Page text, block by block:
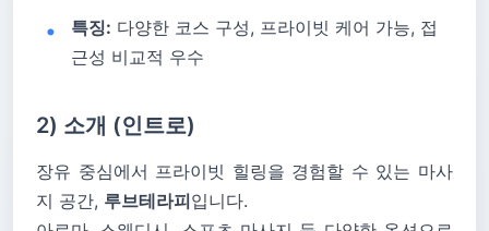
특징: 다양한 코스 구성, 프라이빗 케어 가능, 접
근성 비교적 우수
2) 소개 (인트로)
장유 중심에서 프라이빗 힐링을 경험할 수 있는 마사
지 공간, 루브테라피입니다.